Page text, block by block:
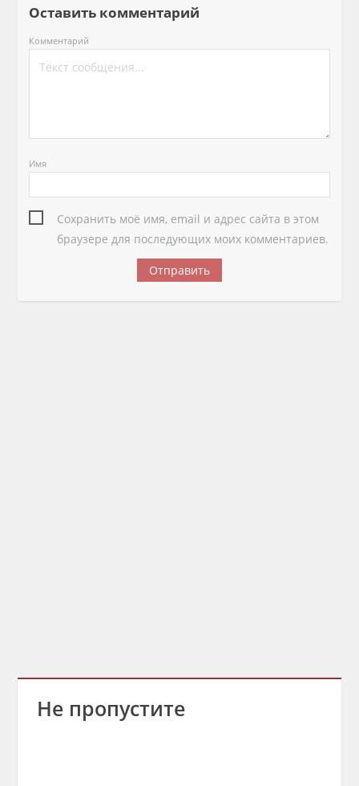
Оставить комментарий
Комментарий
Имя
Сохранить моё имя, email и адрес сайта в этом
браузере для последующих моих комментариев.
Не пропустите